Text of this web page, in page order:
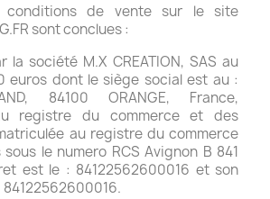
conditions de vente sur le site
sont conclues :
société M.X CREATION, SAS au
euros dont le siège social est au :
84100 ORANGE, France,
registre du commerce et des
au registre du commerce
le numero RCS Avignon B 841
est le : 84122562600016 et son
84122562600016.